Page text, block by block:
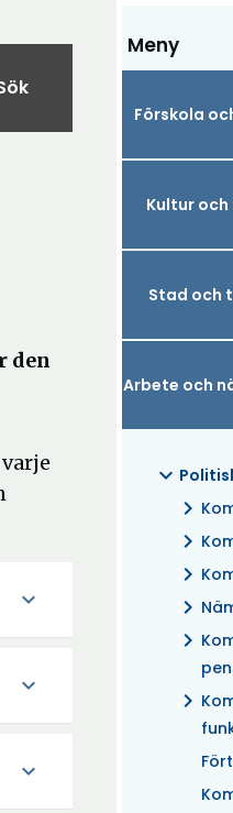
Meny
Förskola
Kultur
Stad och
Arbete och
expand_more
chevron_right
chevron_right
chevron_right
chevron_right
chevron_right
chevron_right
den
expand_more
expand_more
expand_more